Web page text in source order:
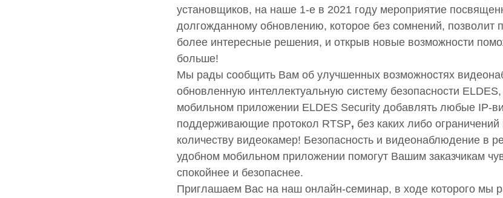
установщиков, на наше 1-е в 2021 году мероприятие
долгожданному обновлению, которое без сомнений, позволит
более интересные решения, и открыв новые возможности
больше!
Мы рады сообщить Вам об улучшенных возможностях
обновленную интеллектуальную систему безопасности ELDES,
мобильном приложении ELDES Security добавлять любые IP-
поддерживающие протокол RTSP, без каких либо
количеству видеокамер! Безопасность и видеонаблюдение в
удобном мобильном приложении помогут Вашим заказчикам
спокойнее и безопаснее.
Приглашаем Вас на наш онлайн-семинар, в ходе которого мы